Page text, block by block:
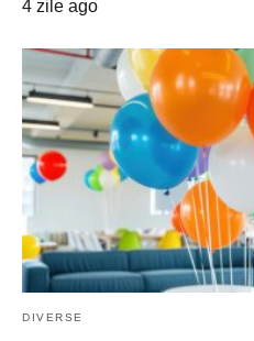
4 zile ago
DIVERSE